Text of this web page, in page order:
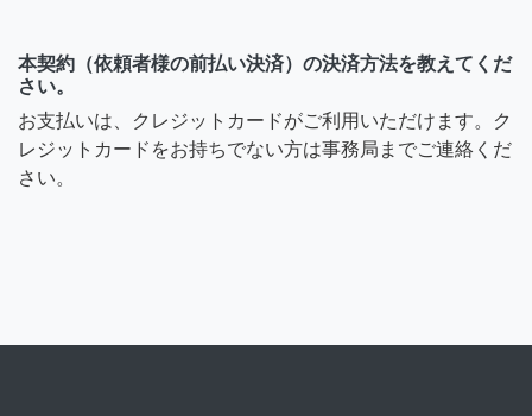
本契約（依頼者様の前払い決済）の決済方法を教えてくだ
さい。
お支払いは、クレジットカードがご利用いただけます。ク
レジットカードをお持ちでない方は事務局までご連絡くだ
さい。